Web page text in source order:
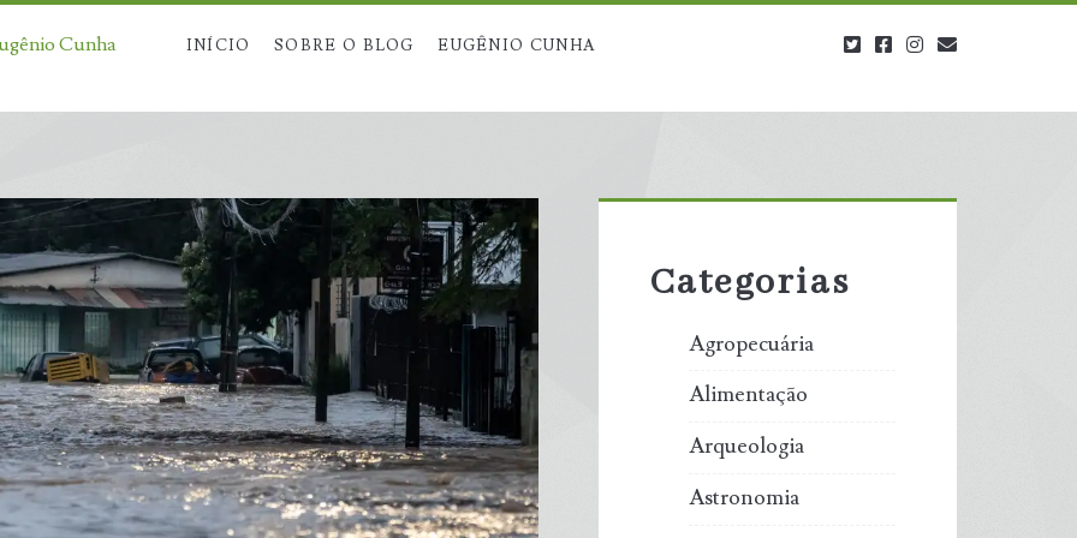
Cunha INÍCIO SOBRE O BLOG EUGÊNIO CUNHA twitterfacebookinstagram
Sidebar
Categorias
Agropecuária
Alimentação
Arqueologia
Astronomia